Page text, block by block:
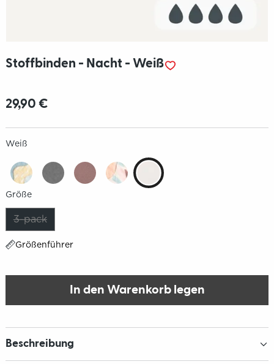
Stoffbinden - Nacht - Weiß
29,90 €
Weiß
Größe
3-pack
Größenführer
In den Warenkorb legen
Beschreibung